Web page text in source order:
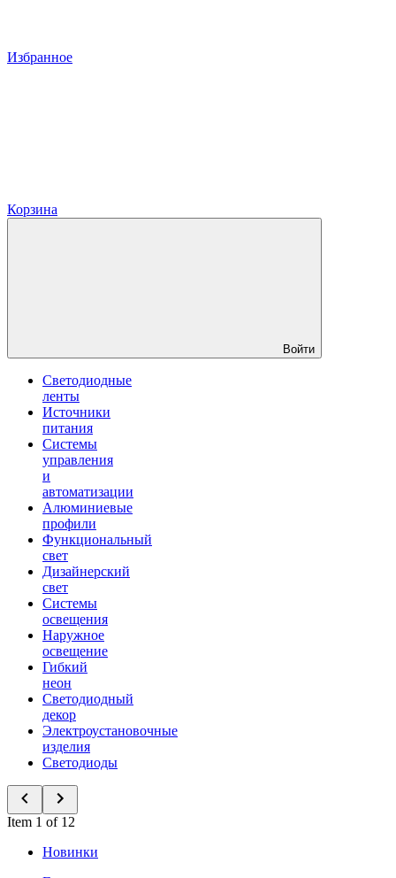
Избранное
Корзина
Войти
Светодиодные
ленты
Источники
питания
Системы
управления
и
автоматизации
Алюминиевые
профили
Функциональный
свет
Дизайнерский
свет
Системы
освещения
Наружное
освещение
Гибкий
неон
Светодиодный
декор
Электроустановочные
изделия
Светодиоды
Item 1 of 12
Новинки